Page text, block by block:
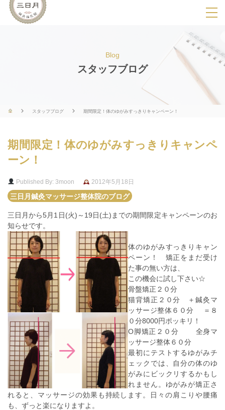
SPメニ
ー
展
用
ボ
Blog
スタッフブログ
スタッフブログ 期間限定！体のゆがみすっきりキャンペーン！
期間限定！体のゆがみすっきりキャンペ
ーン！
Published By: 3moon
2012年5月18日
三日月鍼灸マッサージ整体院のブログ
三日月から5月1日(火)～19日(土)までの期間限定キャンペーンのお
知らせです。
体のゆがみすっきりキャン
ペーン！ 矯正をまだ受け
た事の無い方は、
この機会に試し下さい☆
骨盤矯正２０分
猫背矯正２０分 ＋鍼灸マ
ッサージ整体６０分 ＝８
０分8000円ポッキリ！
O脚矯正２０分 全身マ
ッサージ整体６０分
最初にテストするゆがみチ
ェックでは、自分の体のゆ
がみにビックリするかもし
れません。ゆがみが矯正さ
れると、マッサージの効果も持続します。日々の肩こりや腰痛
も、ずっと楽になりますよ。